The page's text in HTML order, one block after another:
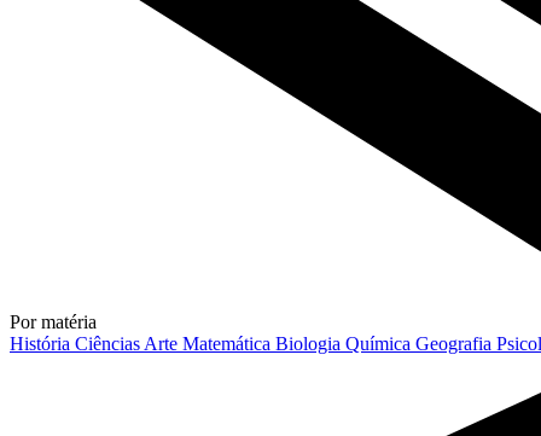
Por matéria
História Ciências Arte Matemática Biologia Química Geografia